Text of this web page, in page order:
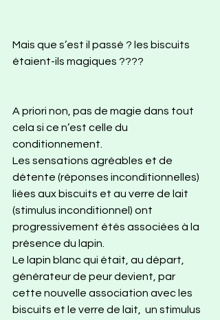
Mais que s’est il passé ? les biscuits
étaient-ils magiques ????
A priori non, pas de magie dans tout
cela si ce n’est celle du
conditionnement.
Les sensations agréables et de
détente (réponses inconditionnelles)
liées aux biscuits et au verre de lait
(stimulus inconditionnel) ont
progressivement étés associées à la
présence du lapin.
Le lapin blanc qui était, au départ,
générateur de peur devient, par
cette nouvelle association avec les
biscuits et le verre de lait,  un stimulus